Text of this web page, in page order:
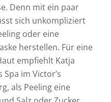
Denn mit ein paar
sich unkompliziert
oder eine
herstellen. Für eine
empfiehlt Katja
Spa im Victor’s
als Peeling eine